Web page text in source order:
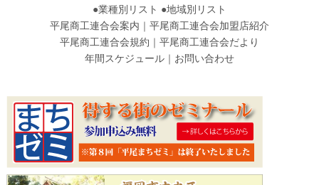
●業種別リスト ●地域別リスト
平尾商工連合会案内
平尾商工連合会加盟店紹介
平尾商工連合会規約
平尾商工連合会だより
年間スケジュール｜ お問い合わせ